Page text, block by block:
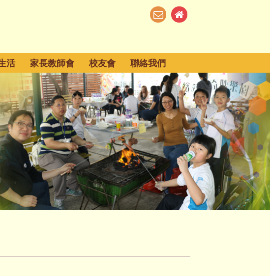
活 家長教師會 校友會 聯絡我們